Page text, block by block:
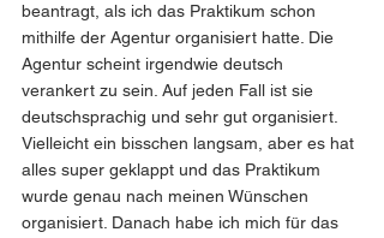
beantragt, als ich das Praktikum schon
mithilfe der Agentur organisiert hatte. Die
Agentur scheint irgendwie deutsch
verankert zu sein. Auf jeden Fall ist sie
deutschsprachig und sehr gut organisiert.
Vielleicht ein bisschen langsam, aber es hat
alles super geklappt und das Praktikum
wurde genau nach meinen Wünschen
organisiert. Danach habe ich mich für das